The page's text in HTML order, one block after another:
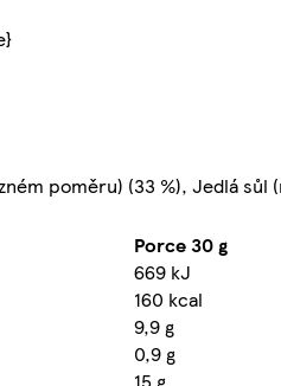
poměru) (33 %), Jedlá sůl
Porce 30 g
669 kJ
160 kcal
9,9 g
0,9 g